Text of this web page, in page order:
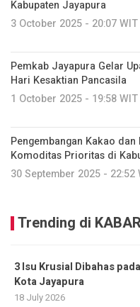
Kabupaten Jayapura
3 October 2025 - 20:07 WIT
Pemkab Jayapura Gelar
Hari Kesaktian Pancasila
1 October 2025 - 19:58 WIT
Pengembangan Kakao
Komoditas Prioritas di
30 September 2025 - 22:52
Trending di
3 Isu Krusial Dibahas
Kota Jayapura
18 July 2026